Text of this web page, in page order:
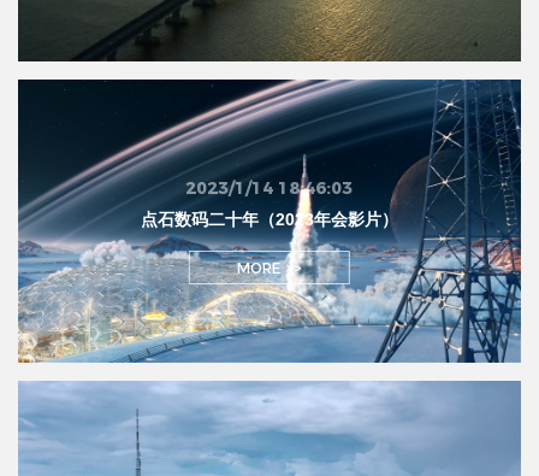
2023/1/14 18:46:03
点石数码二十年（2023年会影片）
MORE >>